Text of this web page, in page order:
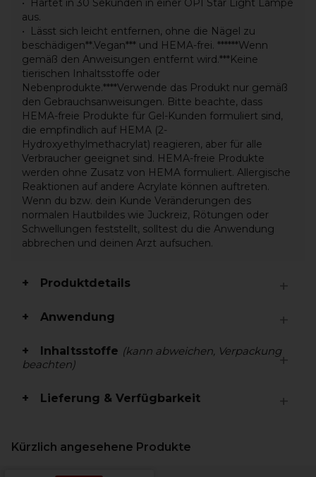
Härtet in 30 Sekunden in einer OPI Star Light Lampe
aus.
Lässt sich leicht entfernen, ohne die Nägel zu
beschädigen**.Vegan*** und HEMA-frei. ******Wenn
gemäß den Anweisungen entfernt wird.***Keine
tierischen Inhaltsstoffe oder
Nebenprodukte.****Verwende das Produkt nur gemäß
den Gebrauchsanweisungen. Bitte beachte, dass
HEMA-freie Produkte für Gel-Kunden formuliert sind,
die empfindlich auf HEMA (2-
Hydroxyethylmethacrylat) reagieren, aber für alle
Verbraucher geeignet sind. HEMA-freie Produkte
werden ohne Zusatz von HEMA formuliert. Allergische
Reaktionen auf andere Acrylate können auftreten.
Wenn du bzw. dein Kunde Veränderungen des
normalen Hautbildes wie Juckreiz, Rötungen oder
Schwellungen feststellt, solltest du die Anwendung
abbrechen und deinen Arzt aufsuchen.
Produktdetails
Anwendung
Inhaltsstoffe (kann abweichen, Verpackung
beachten)
Lieferung & Verfügbarkeit
Kürzlich angesehene Produkte